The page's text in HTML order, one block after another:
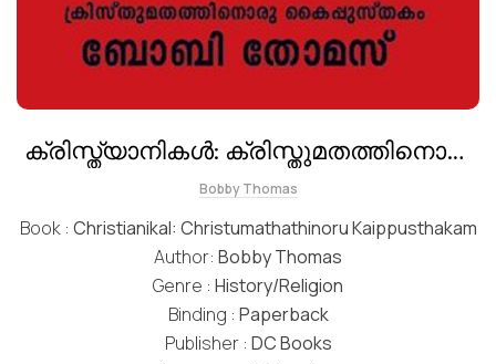
ക്രിസ്ത്യാനികള്‍: ക്രിസ്തുമതത്തിനൊരു
കൈപ്പുസ്തകം
Bobby Thomas
Book : Christianikal: Christumathathinoru Kaippusthakam
Author: Bobby Thomas
Genre : History/Religion
Binding : Paperback
Publisher : DC Books